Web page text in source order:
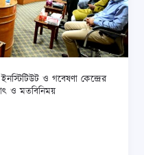
ও গবেষণা কেন্দ্রের
ও মতবিনিময়